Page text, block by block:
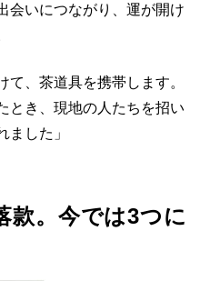
会いにつながり、運が開け
て、茶道具を携帯します。
とき、現地の人たちを招い
ました」
款。今では3つに